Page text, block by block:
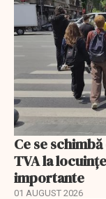
Ce se
TVA la
importante
01 AUGUST 2026